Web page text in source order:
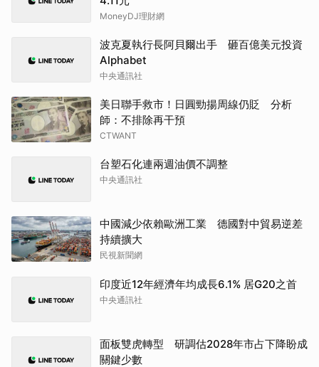
MoneyDJ理財網
波克夏執行長阿貝爾出手 砸百億美元投資
Alphabet
中央通訊社
美日聯手救市！日圓勁揚周線仍貶 分析
師：不排除再干預
CTWANT
台塑石化連兩週油價不調整
中央通訊社
中國減少依賴歐洲工業 德國對中貿易逆差
持續擴大
民視新聞網
印度近12年經濟年均成長6.1% 居G20之首
中央通訊社
面板雙虎轉型 研調估2028年市占下降盼成
關鍵少數